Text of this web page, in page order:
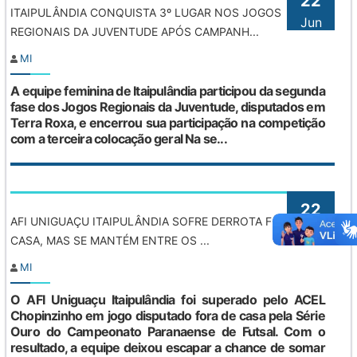
Jun
ITAIPULÂNDIA CONQUISTA 3º LUGAR NOS JOGOS
REGIONAIS DA JUVENTUDE APÓS CAMPANH...
MI
A equipe feminina de Itaipulândia participou da segunda
fase dos Jogos Regionais da Juventude, disputados em
Terra Roxa, e encerrou sua participação na competição
com a terceira colocação geral Na se...
22
Jun
AFI UNIGUAÇU ITAIPULÂNDIA SOFRE DERROTA FORA DE
CASA, MAS SE MANTÉM ENTRE OS ...
MI
O AFI Uniguaçu Itaipulândia foi superado pelo ACEL
Chopinzinho em jogo disputado fora de casa pela Série
Ouro do Campeonato Paranaense de Futsal. Com o
resultado, a equipe deixou escapar a chance de somar